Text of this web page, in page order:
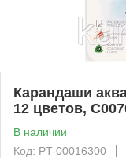
Карандаши
12 цветов,
В наличии
Код: PT-00016300